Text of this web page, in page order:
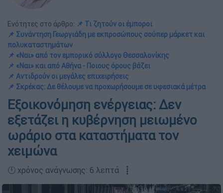
Ενότητες στο άρθρο: 📌 Τι ζητούν οι έμποροι
📌 Συνάντηση Γεωργιάδη με εκπροσώπους σούπερ μάρκετ και
πολυκαταστημάτων
📌 «Ναι» από τον εμπορικό σύλλογο Θεσσαλονίκης
📌 «Ναι» και από Αθήνα - Ποιους όρους βάζει
📌 Αντιδρούν οι μεγάλες επιχειρήσεις
📌 Σκρέκας: Δε θέλουμε να προχωρήσουμε σε υφεσιακά μέτρα
Εξοικονόμηση ενέργειας: Δεν
εξετάζει η κυβέρνηση μειωμένο
ωράριο στα καταστήματα τον
χειμώνα
🕛 χρόνος ανάγνωσης: 6 λεπτά ┋